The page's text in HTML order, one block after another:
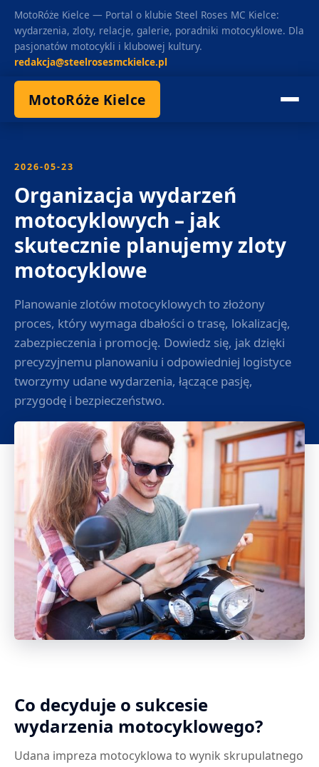
MotoRóże Kielce — Portal o klubie Steel Roses MC Kielce:
wydarzenia, zloty, relacje, galerie, poradniki motocyklowe. Dla
pasjonatów motocykli i klubowej kultury.
redakcja@steelrosesmckielce.pl
MotoRóże Kielce
2026-05-23
Organizacja wydarzeń
motocyklowych – jak
skutecznie planujemy zloty
motocyklowe
Planowanie zlotów motocyklowych to złożony
proces, który wymaga dbałości o trasę, lokalizację,
zabezpieczenia i promocję. Dowiedz się, jak dzięki
precyzyjnemu planowaniu i odpowiedniej logistyce
tworzymy udane wydarzenia, łączące pasję,
przygodę i bezpieczeństwo.
Co decyduje o sukcesie
wydarzenia motocyklowego?
Udana impreza motocyklowa to wynik skrupulatnego